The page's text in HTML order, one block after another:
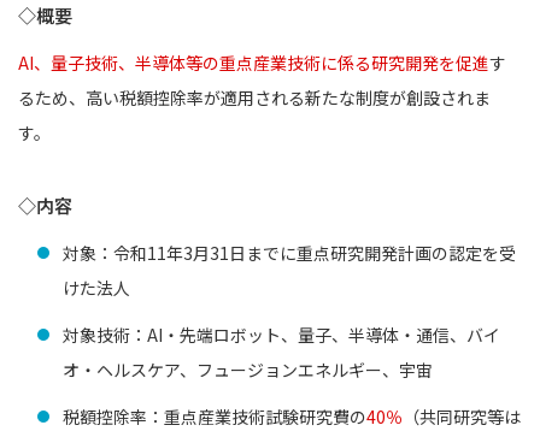
◇概要
AI、量子技術、半導体等の重点産業技術に係る研究開発を促進す
るため、高い税額控除率が適用される新たな制度が創設されま
す。
◇内容
対象：令和11年3月31日までに重点研究開発計画の認定を受
けた法人
対象技術：AI・先端ロボット、量子、半導体・通信、バイ
オ・ヘルスケア、フュージョンエネルギー、宇宙
税額控除率：重点産業技術試験研究費の40％ （共同研究等は